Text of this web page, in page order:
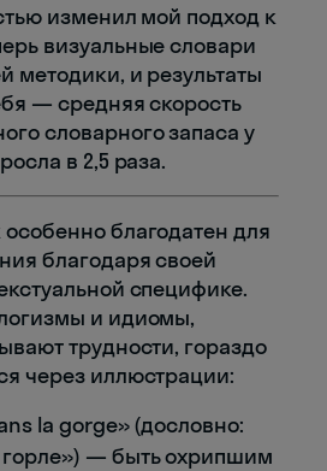
изменил мой подход к
визуальные словари
методики, и результаты
— средняя скорость
словарного запаса у
в 2,5 раза.
благодатен для
благодаря своей
специфике.
и идиомы,
трудности, гораздо
через иллюстрации:
la gorge» (дословно:
горле») — быть охрипшим